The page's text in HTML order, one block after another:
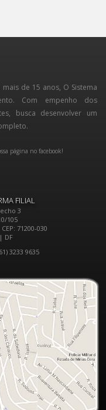
de 15 anos, O Sistema
Com empenho dos
busca desenvolver um
página no facebook!
FILIAL
3
105
71200-030
DF
3233 9635